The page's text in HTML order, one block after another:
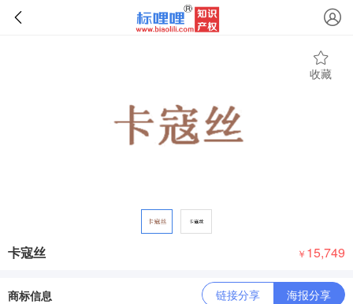
收藏
卡寇丝 ￥ 15,749
商标信息 链接分享 海报分享